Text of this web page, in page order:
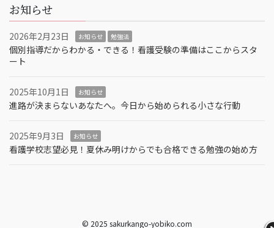
お知らせ
2026年2月23日 お知らせ 勉強法
個別指導だからわかる・できる！看護受験の準備はここからスタ
ート
2025年10月1日 お知らせ
進路が決まらないあなたへ。今日から始められる小さな行動
2025年9月3日 お知らせ
看護学校志望必見！夏休み明けからでも合格できる勉強の始め方
© 2025 sakurkango-yobiko.com